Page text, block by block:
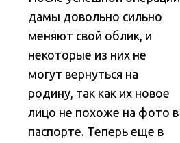
дамы довольно сильно
меняют свой облик, и
некоторые из них не
могут вернуться на
родину, так как их новое
лицо не похоже на фото в
паспорте. Теперь еще в